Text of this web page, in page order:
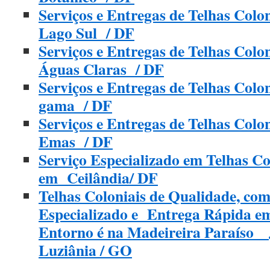
Serviços e Entregas de Telhas
Lago Sul / DF
Serviços e Entregas de Telhas
Águas Claras / DF
Serviços e Entregas de Telhas
gama / DF
Serviços e Entregas de Telhas
Emas / DF
Serviço Especializado em Telhas
em Ceilândia/ DF
Telhas Coloniais de Qualidade,
Especializado e Entrega Rápida
Entorno é na Madeireira Paraíso
Luziânia / GO